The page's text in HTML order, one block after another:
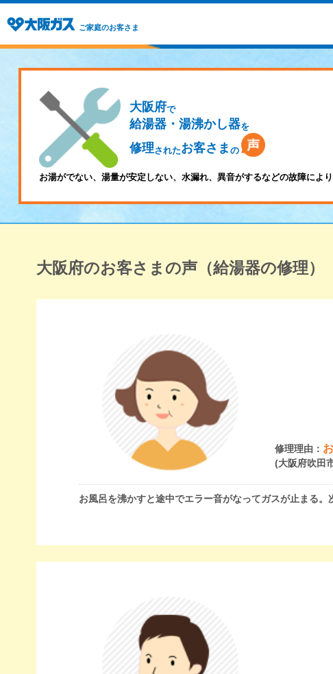
ご家庭のお客さま
大阪府で
給湯器・湯沸かし器を
修理されたお客さま の
お湯がでない、湯量が安定しない、水漏れ、異音がするなどの故障によ
大阪府のお客さまの声（給湯器の修理）
修理理由：
(大阪府吹田
お風呂を沸かすと途中でエラー音がなってガスが止まる